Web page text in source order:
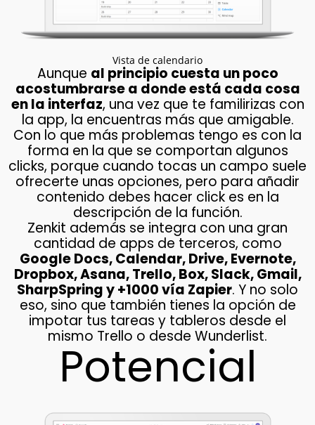
Vista de calendario
Aunque al principio cuesta un poco
acostumbrarse a donde está cada cosa
en la interfaz, una vez que te familirizas con
la app, la encuentras más que amigable.
Con lo que más problemas tengo es con la
forma en la que se comportan algunos
clicks, porque cuando tocas un campo suele
ofrecerte unas opciones, pero para añadir
contenido debes hacer click es en la
descripción de la función.
Zenkit además se integra con una gran
cantidad de apps de terceros, como
Google Docs, Calendar, Drive, Evernote,
Dropbox, Asana, Trello, Box, Slack, Gmail,
SharpSpring y +1000 vía Zapier. Y no solo
eso, sino que también tienes la opción de
impotar tus tareas y tableros desde el
mismo Trello o desde Wunderlist.
Potencial